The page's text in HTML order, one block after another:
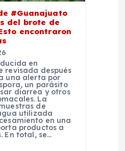
#Guanajuato
del brote de
encontraron
en
revisada después
una alerta por
un parásito
diarrea y otros
La
de
utilizada
en una
productos a
En total, se…